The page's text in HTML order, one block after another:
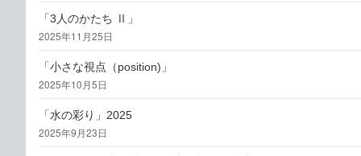
「3人のかたち Ⅱ」
2025年11月25日
「小さな視点（position)」
2025年10月5日
「水の彩り」2025
2025年9月23日